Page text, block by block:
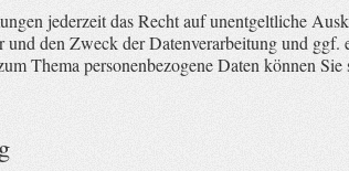
jederzeit das Recht auf unentgeltliche
den Zweck der Datenverarbeitung und
Thema personenbezogene Daten können